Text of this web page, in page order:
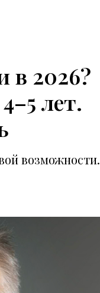
в 2026?
лет.
возможности.